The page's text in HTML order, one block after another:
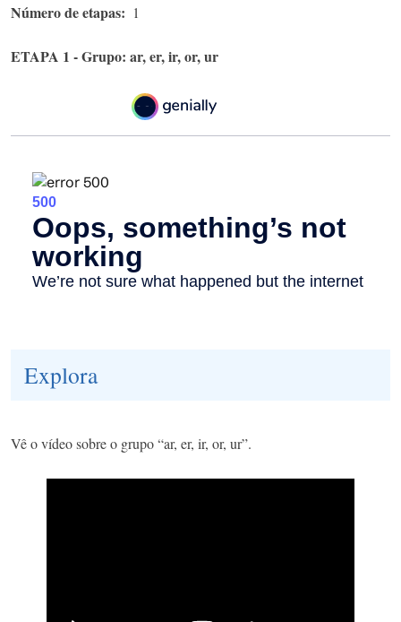
Número de etapas 1
ETAPA 1 - Grupo: ar, er, ir, or, ur
Explora
Vê o vídeo sobre o grupo “ar, er, ir, or, ur”.